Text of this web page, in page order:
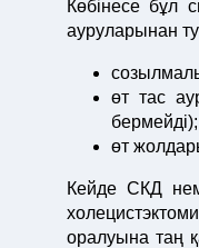
Көбінесе бұл
ауруларынан
өт тас
бермейді);
өт
Кейде СКД
оралуына таң